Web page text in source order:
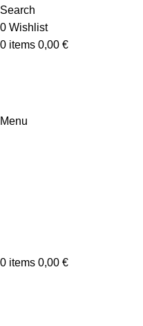
Search
0 Wishlist
0 items 0,00 €
Menu
0 items 0,00 €